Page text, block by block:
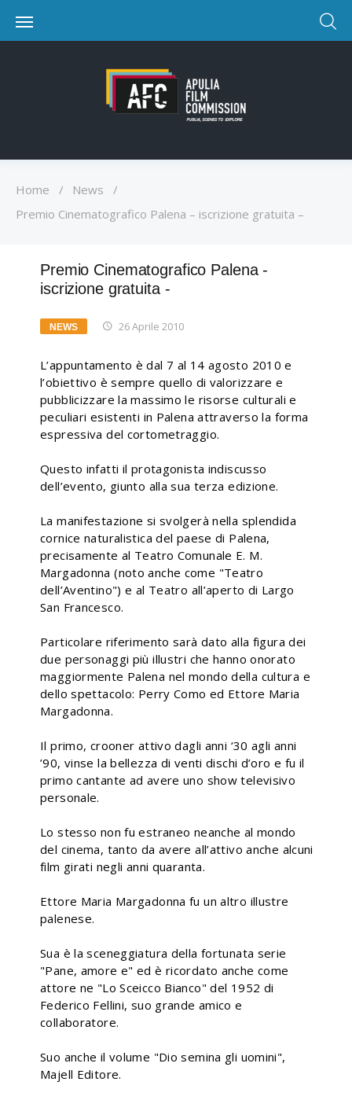
Home / News
/
Premio Cinematografico Palena – iscrizione gratuita –
Premio Cinematografico Palena -
iscrizione gratuita -
NEWS 26 Aprile 2010
L’appuntamento è dal 7 al 14 agosto 2010 e
l’obiettivo è sempre quello di valorizzare e
pubblicizzare la massimo le risorse culturali e
peculiari esistenti in Palena attraverso la forma
espressiva del cortometraggio.
Questo infatti il protagonista indiscusso
dell’evento, giunto alla sua terza edizione.
La manifestazione si svolgerà nella splendida
cornice naturalistica del paese di Palena,
precisamente al Teatro Comunale E. M.
Margadonna (noto anche come "Teatro
dell’Aventino") e al Teatro all’aperto di Largo
San Francesco.
Particolare riferimento sarà dato alla figura dei
due personaggi più illustri che hanno onorato
maggiormente Palena nel mondo della cultura e
dello spettacolo: Perry Como ed Ettore Maria
Margadonna.
Il primo, crooner attivo dagli anni ‘30 agli anni
’90, vinse la bellezza di venti dischi d’oro e fu il
primo cantante ad avere uno show televisivo
personale.
Lo stesso non fu estraneo neanche al mondo
del cinema, tanto da avere all’attivo anche alcuni
film girati negli anni quaranta.
Ettore Maria Margadonna fu un altro illustre
palenese.
Sua è la sceneggiatura della fortunata serie
"Pane, amore e" ed è ricordato anche come
attore ne "Lo Sceicco Bianco" del 1952 di
Federico Fellini, suo grande amico e
collaboratore.
Suo anche il volume "Dio semina gli uomini",
Majell Editore.